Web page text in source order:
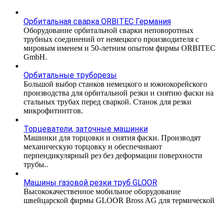
Орбитальная сварка ORBITEC Германия
Оборудование орбитальной сварки неповоротных
трубных соединений от немецкого производителя с
мировым именем и 50-летним опытом фирмы ORBITEC
GmbH.
Орбитальные труборезы
Большой выбор станков немецкого и южнокорейского
производства для орбитальной резки и снятию фаски на
стальных трубах перед сваркой. Станок для резки
микрофитинтгов.
Торцеватели, заточные машинки
Машинки для торцовки и снятия фаски. Производят
механическую торцовку и обеспечивают
перпендикулярный рез без деформации поверхности
трубы..
Машины газовой резки труб GLOOR
Высококачественное мобильное оборудование
швейцарской фирмы GLOOR Bross AG для термической